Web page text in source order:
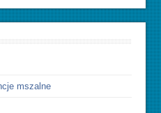
mszalne